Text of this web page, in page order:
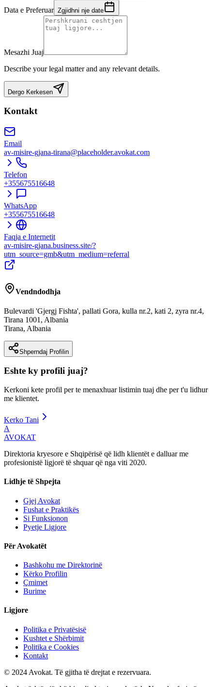
Data e Preferuar Zgjidhni nje date
Mesazhi Juaj
Describe your legal matter and any relevant details.
Dergo Kerkesen
Kontakt
Email
av-misire-gjana-tirana@placeholder.avokat.com
Telefon
+355675516648
WhatsApp
+355675516648
Faqja e Internetit
av-misire-gjana.business.site/?
utm_source=gmb&utm_medium=referral
Vendndodhja
Bulevardi 'Gjergj Fishta', pallati Gora, kulla nr.2, kati 2, zyra nr.4,
Tirana 1001, Albania
Tirana, Albania
Shperndaj Profilin
Eshte ky profili juaj?
Kerkoni kete profil per te menaxhuar listimin tuaj dhe per t'u lidhur
me klientet.
Kerko Tani
A
AVOKAT
Direktoria kryesore e Shqipërisë që lidh klientët e dalluar me
profesionistë ligjorë të shquar që nga viti 2020.
Lidhje të Shpejta
Gjej Avokat
Fushat e Praktikës
Si Funksionon
Pyetje Ligjore
Për Avokatët
Bashkohu me Direktorinë
Kërko Profilin
Çmimet
Burime
Ligjore
Politika e Privatësisë
Kushtet e Shërbimit
Politika e Cookies
Kontakt
© 2024 Avokat. Të gjitha të drejtat e rezervuara.